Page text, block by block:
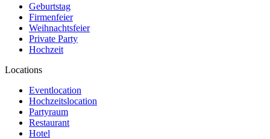
Geburtstag
Firmenfeier
Weihnachtsfeier
Private Party
Hochzeit
Locations
Eventlocation
Hochzeitslocation
Partyraum
Restaurant
Hotel